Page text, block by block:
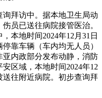
拜访中。据本地卫生局动
员已送往病院接管医治。
本地时间2024年12月31日
靠车辆（车内均无人员）
内政部分发布动静，消防
区域，本地时间2024年12
送往附近病院。初步查询拜